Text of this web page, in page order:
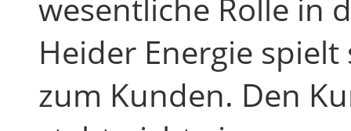
wesentliche Rolle in
Heider Energie
zum Kunden. Den